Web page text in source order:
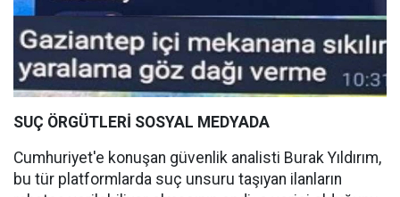
SUÇ ÖRGÜTLERİ SOSYAL MEDYADA
Cumhuriyet'e konuşan güvenlik analisti Burak Yıldırım,
bu tür platformlarda suç unsuru taşıyan ilanların